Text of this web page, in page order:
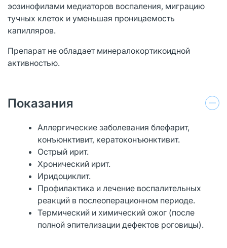
эозинофилами медиаторов воспаления, миграцию
тучных клеток и уменьшая проницаемость
капилляров.
Препарат не обладает минералокортикоидной
активностью.
Показания
Аллергические заболевания блефарит,
конъюнктивит, кератоконъюнктивит.
Острый ирит.
Хронический ирит.
Иридоциклит.
Профилактика и лечение воспалительных
реакций в послеоперационном периоде.
Термический и химический ожог (после
полной эпителизации дефектов роговицы).